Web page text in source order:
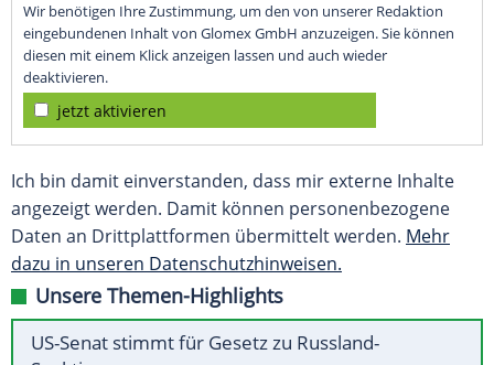
Wir benötigen Ihre Zustimmung, um den von unserer Redaktion
eingebundenen Inhalt von Glomex GmbH anzuzeigen. Sie können
diesen mit einem Klick anzeigen lassen und auch wieder
deaktivieren.
jetzt aktivieren
Ich bin damit einverstanden, dass mir externe Inhalte
angezeigt werden. Damit können personenbezogene
Daten an Drittplattformen übermittelt werden. Mehr
dazu in unseren Datenschutzhinweisen.
Unsere Themen-Highlights
US-Senat stimmt für Gesetz zu Russland-